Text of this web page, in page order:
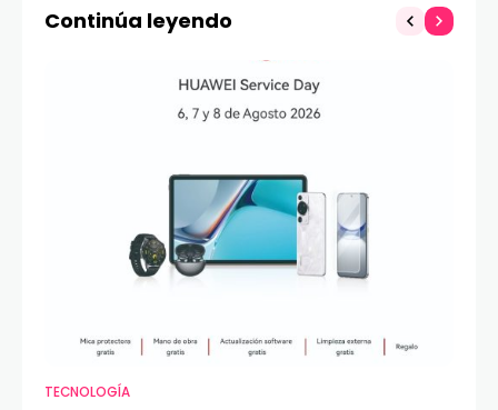
Continúa leyendo
TECNOLOGÍA